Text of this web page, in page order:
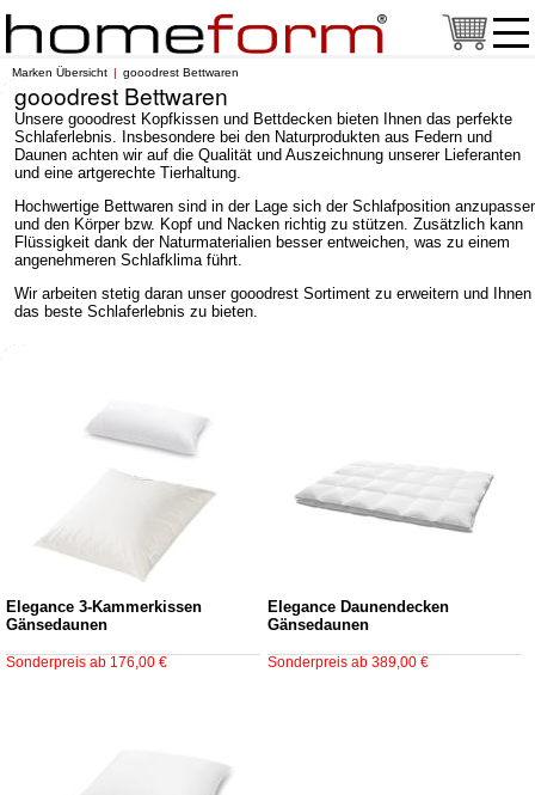
Marken Übersicht gooodrest Bettwaren
gooodrest Bettwaren
Unsere gooodrest Kopfkissen und Bettdecken bieten Ihnen das perfekte
Schlaferlebnis. Insbesondere bei den Naturprodukten aus Federn und
Daunen achten wir auf die Qualität und Auszeichnung unserer Lieferanten
und eine artgerechte Tierhaltung.
Hochwertige Bettwaren sind in der Lage sich der Schlafposition
und den Körper bzw. Kopf und Nacken richtig zu stützen. Zusätzlich kann
Flüssigkeit dank der Naturmaterialien besser entweichen, was zu einem
angenehmeren Schlafklima führt.
Wir arbeiten stetig daran unser gooodrest Sortiment zu erweitern und Ihnen
das beste Schlaferlebnis zu bieten.
Elegance 3-Kammerkissen
Gänsedaunen
Sonderpreis ab 176,00 €
Elegance Daunendecken
Gänsedaunen
Sonderpreis ab 389,00 €